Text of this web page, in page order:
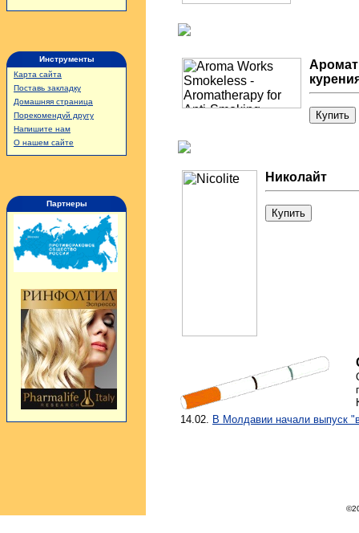
Инструменты
Карта сайта
Поставь закладку
Домашняя страница
Порекомендуй другу
Напишите нам
О нашем сайте
Партнеры
Николайт
14.02. В Молдавии начали выпуск